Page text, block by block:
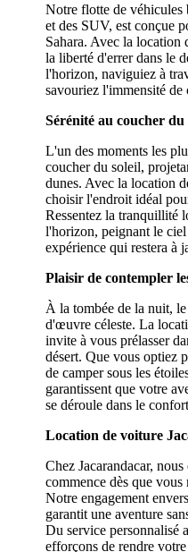
Notre flotte de véhicules
et des SUV, est conçue
Sahara. Avec la location
la liberté d'errer dans le
l'horizon, naviguiez à
savouriez l'immensité de
Sérénité au coucher du
L'un des moments les
coucher du soleil,
dunes. Avec la location
choisir l'endroit idéal
Ressentez la tranquillité
l'horizon, peignant le ciel
expérience qui restera à
Plaisir de contempler
À la tombée de la nuit,
d'œuvre céleste. La
invite à vous prélasser
désert. Que vous optiez
de camper sous les
garantissent que votre
se déroule dans le
Location de voiture
Chez Jacarandacar,
commence dès que
Notre engagement
garantit une aventure
Du service personnalisé
efforçons de rendre